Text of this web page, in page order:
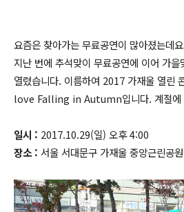
요즘은 찾아가는 무료공연이 많아졌는데
지난 번에 추석맞이 무료공연에 이어 가
열렸습니다. 이름하여 2017 가재울 열
love Falling in Autumn입니다. 계절에
일시 : 2017.10.29(일) 오후 4:00
장소 : 서울 서대문구 가재울 중앙근린공